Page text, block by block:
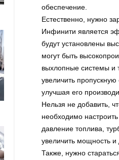
обеспечение.
Естественно, нужно
Инфинити является
будут установлены
могут быть
выхлопные системы и
увеличить
улучшая его
Нельзя не добавить,
необходимо
давление топлива,
увеличить мощность
Также, нужно